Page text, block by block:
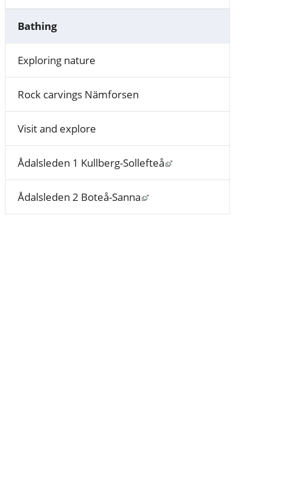
Bathing
Exploring nature
Rock carvings Nämforsen
Visit and explore
Ådalsleden 1 Kullberg-Sollefteå Länk till annan
Ådalsleden 2 Boteå-Sanna Länk till annan webbplats,